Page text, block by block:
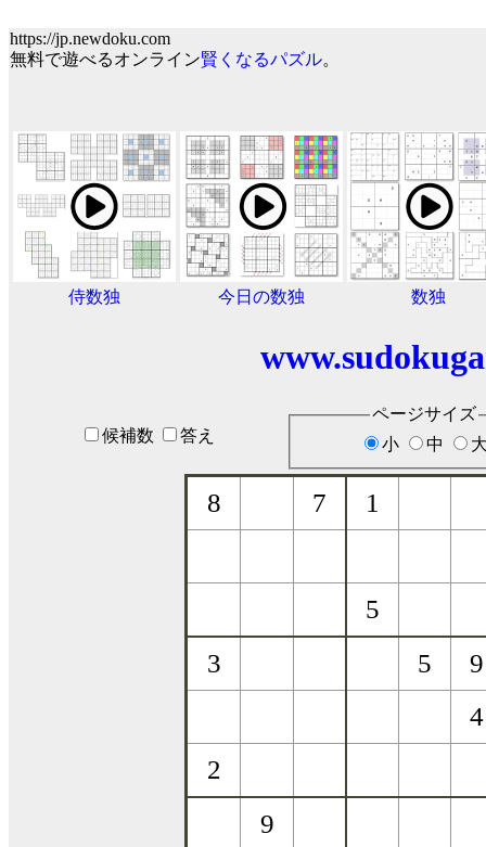
https://jp.newdoku.com
無料で遊べるオンライン賢くなるパズル。
侍数独 今日の数独 数独
候補数 答え
ページサイズ
小
中